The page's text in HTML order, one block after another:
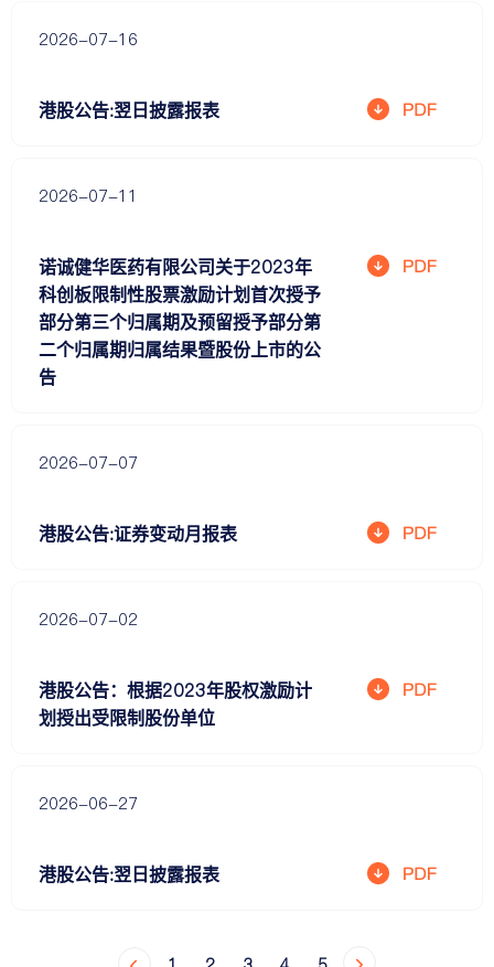
2026-07-16
港股公告:翌日披露报表
2026-07-11
诺诚健华医药有限公司关于2023年
科创板限制性股票激励计划首次授予
部分第三个归属期及预留授予部分第
二个归属期归属结果暨股份上市的公
告
2026-07-07
港股公告:证券变动月报表
2026-07-02
港股公告：根据2023年股权激励计
划授出受限制股份单位
2026-06-27
港股公告:翌日披露报表